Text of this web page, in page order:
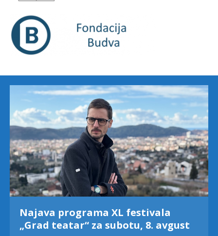
Najava programa XL festivala
„Grad teatar“ za subotu, 8. avgust